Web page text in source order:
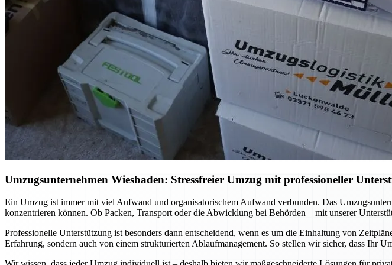
Umzugsunternehmen Wiesbaden: Stressfreier Umzug mit professioneller
Ein Umzug ist immer mit viel Aufwand und organisatorischem Aufwand verbunden. Das
konzentrieren können. Ob Packen, Transport oder die Abwicklung bei Behörden – mit unserer
Professionelle Unterstützung ist besonders dann entscheidend, wenn es um die Einhaltung von
Erfahrung, sondern auch von einem strukturierten Ablaufmanagement. So stellen wir sicher, dass Ihr